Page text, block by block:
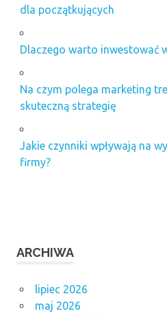
dla początkujących
Dlaczego warto inwestować
Na czym polega marketing
skuteczną strategię
Jakie czynniki wpływają na
firmy?
ARCHIWA
lipiec 2026
maj 2026